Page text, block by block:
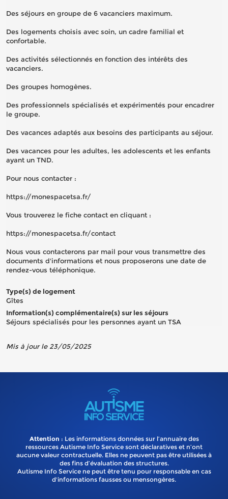
Des séjours en groupe de 6 vacanciers maximum.
Des logements choisis avec soin, un cadre familial et
confortable.
Des activités sélectionnés en fonction des intérêts des
vacanciers.
Des groupes homogènes.
Des professionnels spécialisés et expérimentés pour encadrer
le groupe.
Des vacances adaptés aux besoins des participants au séjour.
Des vacances pour les adultes, les adolescents et les enfants
ayant un TND.
Pour nous contacter :
https://monespacetsa.fr/
Vous trouverez le fiche contact en cliquant :
https://monespacetsa.fr/contact
Nous vous contacterons par mail pour vous transmettre des
documents d'informations et nous proposerons une date de
rendez-vous téléphonique.
Type(s) de logement
Gîtes
Information(s) complémentaire(s) sur les séjours
Séjours spécialisés pour les personnes ayant un TSA
Mis à jour le 23/05/2025
Attention : Les informations données sur l’annuaire des
ressources Autisme Info Service sont déclaratives et n’ont
aucune valeur contractuelle. Elles ne peuvent pas être utilisées à
des fins d’évaluation des structures.
Autisme Info Service ne peut être tenu pour responsable en cas
d'informations fausses ou mensongères.